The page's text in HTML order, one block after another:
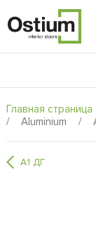
Главная страница
/
Aluminium /
A1 ДГ